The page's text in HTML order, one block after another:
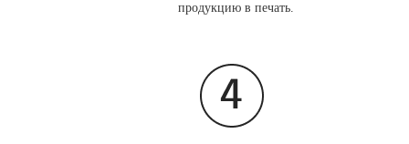
продукцию в печать.